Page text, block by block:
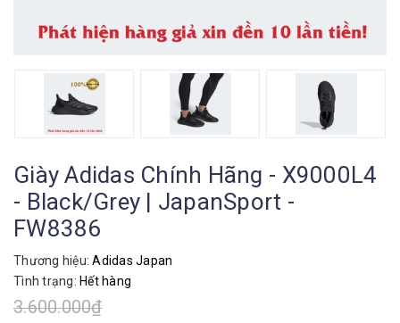
Giày Adidas Chính Hãng - X9000L4
- Black/Grey | JapanSport -
FW8386
Thương hiệu: Adidas Japan
Tình trạng: Hết hàng
3.600.000₫